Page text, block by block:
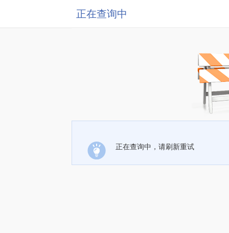
正在查询中
正在查询中，请刷新重试